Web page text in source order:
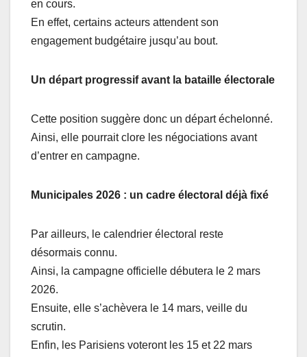
en cours.
En effet, certains acteurs attendent son
engagement budgétaire jusqu’au bout.
Un départ progressif avant la bataille électorale
Cette position suggère donc un départ échelonné.
Ainsi, elle pourrait clore les négociations avant
d’entrer en campagne.
Municipales 2026 : un cadre électoral déjà fixé
Par ailleurs, le calendrier électoral reste
désormais connu.
Ainsi, la campagne officielle débutera le 2 mars
2026.
Ensuite, elle s’achèvera le 14 mars, veille du
scrutin.
Enfin, les Parisiens voteront les 15 et 22 mars